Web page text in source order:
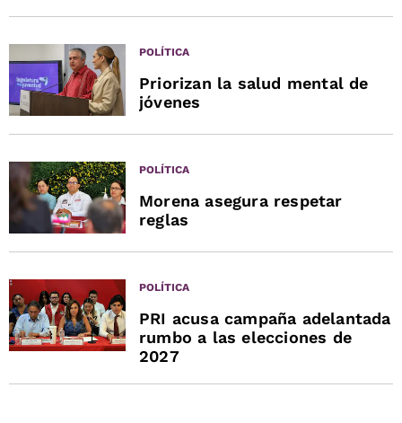
POLÍTICA
Priorizan la salud mental de
jóvenes
POLÍTICA
Morena asegura respetar
reglas
POLÍTICA
PRI acusa campaña adelantada
rumbo a las elecciones de
2027